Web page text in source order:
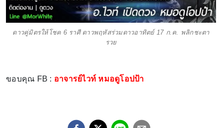
ดาวคู่มิตรให้โชค 6 ราศี ดาวพฤหัสร่วมดาวอาทิตย์ 17 ก.ค. พลิกชะตา
รวย
ขอบคุณ FB : อาจารย์ไวท์ หมอดูโอปป้า